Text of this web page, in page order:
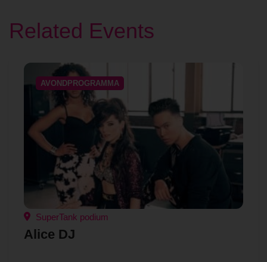
Related Events
AVONDPROGRAMMA
SuperTank podium
Alice DJ